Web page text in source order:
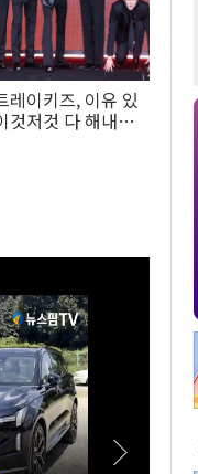
레이키즈, 이유 있
저것 다 해내는